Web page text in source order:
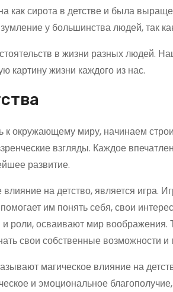
как сирота в детстве и была
у большинства людей, так
в жизни разных людей.
картину жизни каждого из нас.
к окружающему миру, начинаем
взгляды. Каждое
развитие.
на детство, является игра.
им понять себя, свои
роли, осваивают мир воображения.
свои собственные возможности и
магическое влияние на
и эмоциональное